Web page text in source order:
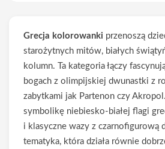
Grecja kolorowanki przenoszą
starożytnych mitów, białych
kolumn. Ta kategoria łączy
bogach z olimpijskiej dwunastki z
zabytkami jak Partenon czy
symbolikę niebiesko-białej flagi
i klasyczne wazy z czarnofigurową
tematyka, która działa równie